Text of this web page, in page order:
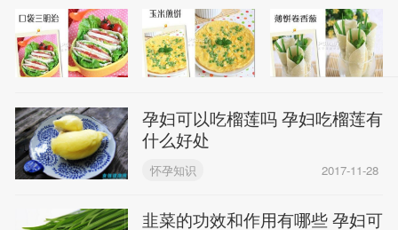
孕妇可以吃榴莲吗 孕妇吃榴莲有
什么好处
怀孕知识 2017-11-28
韭菜的功效和作用有哪些 孕妇可